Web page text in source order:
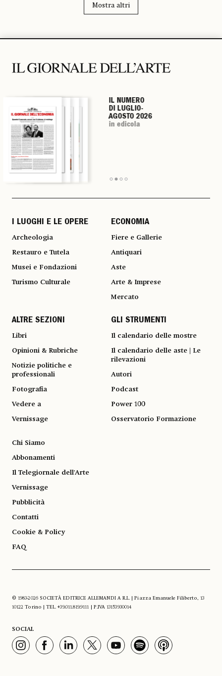
Mostra altri
IL NUMERO
DI LUGLIO-
AGOSTO 2026
in edicola
IL NUMERO
DI LUGLIO-
AGOSTO 2026
in edicola
IL NUMERO
DI LUGLIO-
AGOSTO 2026
in edicola
IL NUMERO
DI LUGLIO-
AGOSTO 2026
in edicola
I LUOGHI E LE OPERE
Archeologia
Restauro e Tutela
Musei e Fondazioni
Turismo Culturale
ECONOMIA
Fiere e Gallerie
Antiquari
Aste
Arte & Imprese
Mercato
ALTRE SEZIONI
Libri
Opinioni & Rubriche
Notizie politiche e
professionali
Fotografia
Vedere a
Vernissage
GLI STRUMENTI
Il calendario delle mostre
Il calendario delle aste | Le
rilevazioni
Autori
Podcast
Power 100
Osservatorio Formazione
Chi Siamo
Abbonamenti
Il Telegiornale dell'Arte
Vernissage
Pubblicità
Contatti
Cookie & Policy
FAQ
© 1983-2026 SOCIETÀ EDITRICE ALLEMANDI A R.L. | Piazza Emanuele Filiberto, 13
10122 Torino | TEL. +39.011.819.9111 | P.IVA 13153930014
SOCIAL